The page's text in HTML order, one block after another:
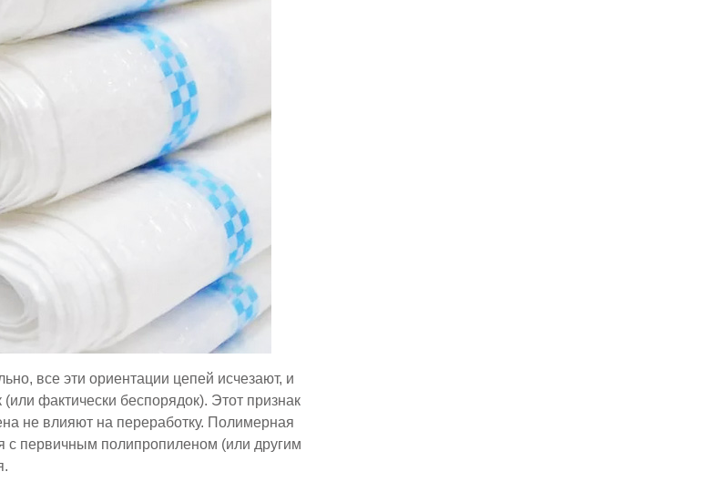
все эти ориентации цепей исчезают, и
фактически беспорядок). Этот признак
не влияют на переработку. Полимерная
с первичным полипропиленом (или другим